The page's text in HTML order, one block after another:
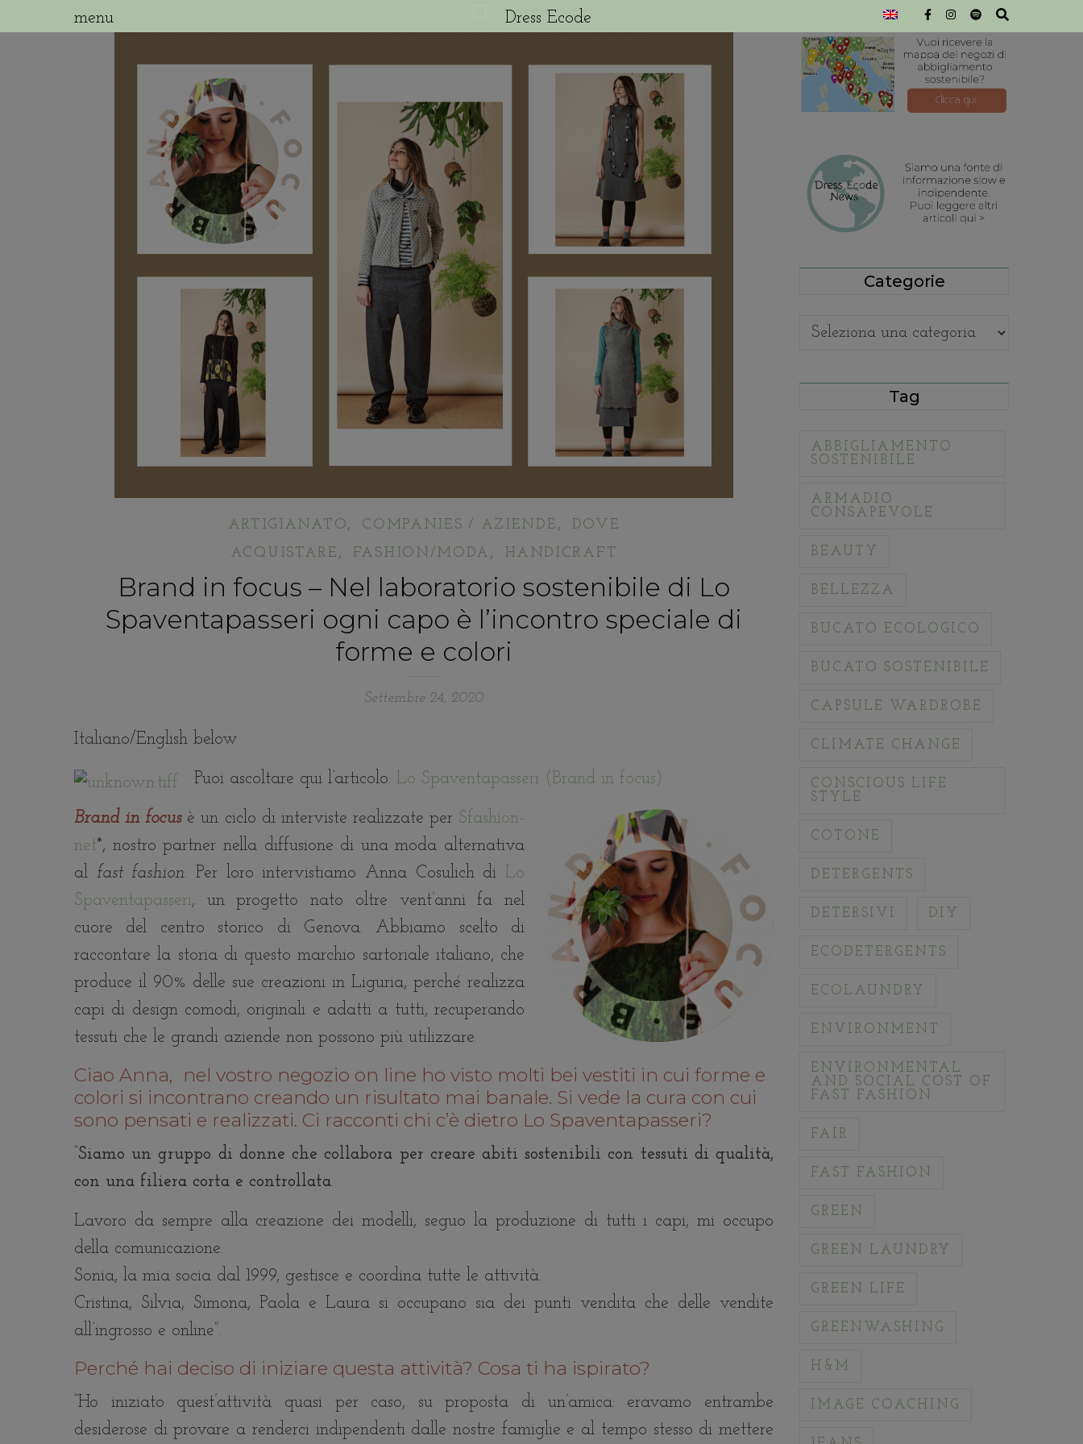
ARTIGIANATO, COMPANIES / AZIENDE ,
DOVE
ACQUISTARE , FASHION/MODA , HANDICRAFT
Brand in focus – Nel laboratorio sostenibile di Lo
Spaventapasseri ogni capo è l’incontro speciale di
forme e colori
Settembre 24, 2020
Italiano/English below
Puoi ascoltare qui l’articolo: Lo Spaventapasseri (Brand in focus)
Brand in focus è un ciclo di interviste realizzate per Sfashion-
net*, nostro partner nella diffusione di una moda alternativa
al fast fashion. Per loro intervistiamo Anna Cosulich di Lo
Spaventapasseri, un progetto nato oltre vent’anni fa nel
cuore del centro storico di Genova. Abbiamo scelto di
raccontare la storia di questo marchio sartoriale italiano, che
produce il 90% delle sue creazioni in Liguria, perché realizza
capi di design comodi, originali e adatti a tutti, recuperando
tessuti che le grandi aziende non possono più utilizzare.
Ciao Anna, nel vostro negozio on line ho visto molti bei vestiti in cui forme e
colori si incontrano creando un risultato mai banale. Si vede la cura con cui
sono pensati e realizzati. Ci racconti chi c’è dietro Lo Spaventapasseri?
“Siamo un gruppo di donne che collabora per creare abiti sostenibili con tessuti di qualità,
con una filiera corta e controllata.
Lavoro da sempre alla creazione dei modelli, seguo la produzione di tutti i capi, mi occupo
della comunicazione.
Sonia, la mia socia dal 1999, gestisce e coordina tutte le attività.
Cristina, Silvia, Simona, Paola e Laura si occupano sia dei punti vendita che delle vendite
all’ingrosso e online”.
Perché hai deciso di iniziare questa attività? Cosa ti ha ispirato?
“Ho iniziato quest’attività quasi per caso, su proposta di un’amica: eravamo entrambe
desiderose di provare a renderci indipendenti dalle nostre famiglie e al tempo stesso di mettere
Categorie
Categorie
Tag
ABBIGLIAMENTO
SOSTENIBILE
ARMADIO
CONSAPEVOLE
BEAUTY
BELLEZZA
BUCATO ECOLOGICO
BUCATO SOSTENIBILE
CAPSULE WARDROBE
CLIMATE CHANGE
CONSCIOUS LIFE
STYLE
COTONE
DETERGENTS
DETERSIVI DIY
ECODETERGENTS
ECOLAUNDRY
ENVIRONMENT
ENVIRONMENTAL
AND SOCIAL COST OF
FAST FASHION
FAIR
FAST FASHION
GREEN
GREEN LAUNDRY
GREEN LIFE
GREENWASHING
H&M
IMAGE COACHING